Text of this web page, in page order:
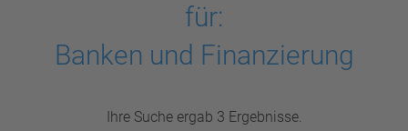
für:
Banken und Finanzierung
Ihre Suche ergab 3 Ergebnisse.